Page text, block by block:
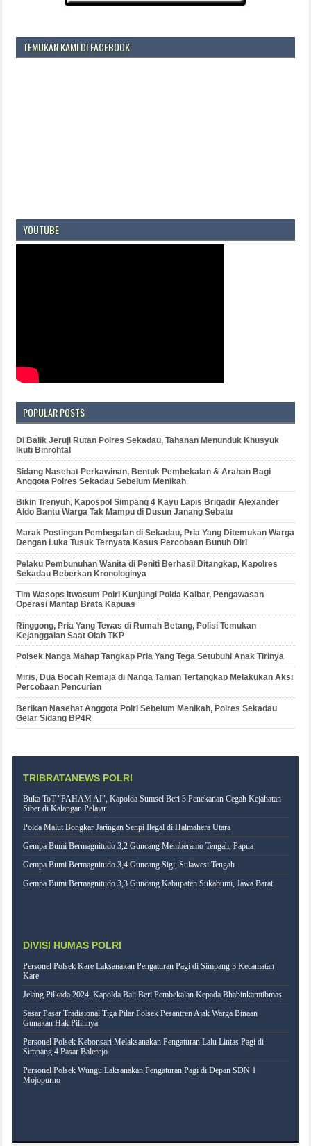
TEMUKAN KAMI DI FACEBOOK
YOUTUBE
POPULAR POSTS
Di Balik Jeruji Rutan Polres Sekadau, Tahanan Menunduk Khusyuk
Ikuti Binrohtal
Sidang Nasehat Perkawinan, Bentuk Pembekalan & Arahan Bagi
Anggota Polres Sekadau Sebelum Menikah
Bikin Trenyuh, Kapospol Simpang 4 Kayu Lapis Brigadir Alexander
Aldo Bantu Warga Tak Mampu di Dusun Janang Sebatu
Marak Postingan Pembegalan di Sekadau, Pria Yang Ditemukan Warga
Dengan Luka Tusuk Ternyata Kasus Percobaan Bunuh Diri
Pelaku Pembunuhan Wanita di Peniti Berhasil Ditangkap, Kapolres
Sekadau Beberkan Kronologinya
Tim Wasops Itwasum Polri Kunjungi Polda Kalbar, Pengawasan
Operasi Mantap Brata Kapuas
Ringgong, Pria Yang Tewas di Rumah Betang, Polisi Temukan
Kejanggalan Saat Olah TKP
Polsek Nanga Mahap Tangkap Pria Yang Tega Setubuhi Anak Tirinya
Miris, Dua Bocah Remaja di Nanga Taman Tertangkap Melakukan Aksi
Percobaan Pencurian
Berikan Nasehat Anggota Polri Sebelum Menikah, Polres Sekadau
Gelar Sidang BP4R
TRIBRATANEWS POLRI
Buka ToT "PAHAM AI", Kapolda Sumsel Beri 3 Penekanan Cegah Kejahatan
Siber di Kalangan Pelajar
Polda Malut Bongkar Jaringan Senpi Ilegal di Halmahera Utara
Gempa Bumi Bermagnitudo 3,2 Guncang Memberamo Tengah, Papua
Gempa Bumi Bermagnitudo 3,4 Guncang Sigi, Sulawesi Tengah
Gempa Bumi Bermagnitudo 3,3 Guncang Kabupaten Sukabumi, Jawa Barat
DIVISI HUMAS POLRI
Personel Polsek Kare Laksanakan Pengaturan Pagi di Simpang 3 Kecamatan
Kare
Jelang Pilkada 2024, Kapolda Bali Beri Pembekalan Kepada Bhabinkamtibmas
Sasar Pasar Tradisional Tiga Pilar Polsek Pesantren Ajak Warga Binaan
Gunakan Hak Pilihnya
Personel Polsek Kebonsari Melaksanakan Pengaturan Lalu Lintas Pagi di
Simpang 4 Pasar Balerejo
Personel Polsek Wungu Laksanakan Pengaturan Pagi di Depan SDN 1
Mojopurno